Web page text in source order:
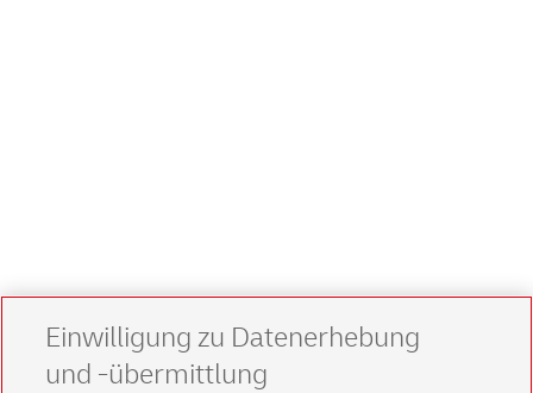
Einwilligung zu Datenerhebung
und -übermittlung